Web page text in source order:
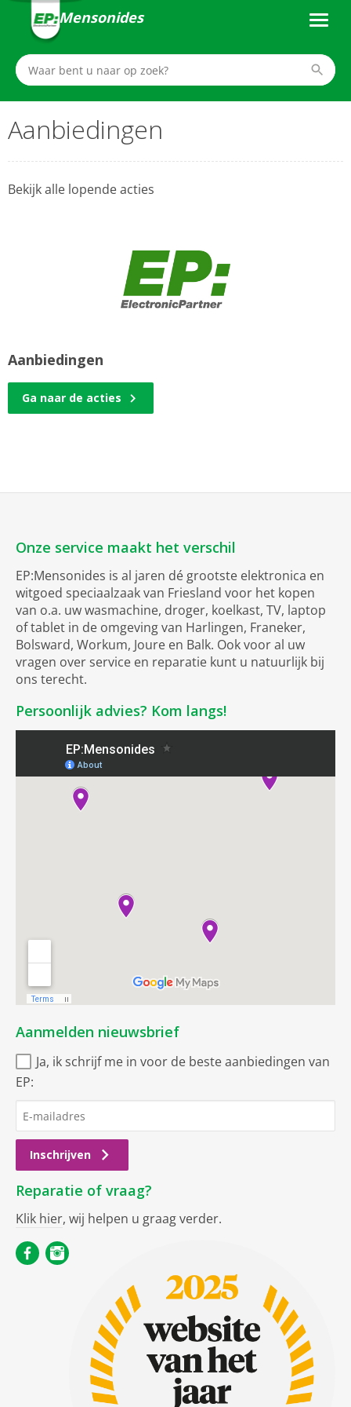
Mensonides
Aanbiedingen
Bekijk alle lopende acties
Aanbiedingen
Ga naar de acties
Onze service maakt het verschil
EP:Mensonides is al jaren dé grootste elektronica en
witgoed speciaalzaak van Friesland voor het kopen
van o.a. uw wasmachine, droger, koelkast, TV, laptop
of tablet in de omgeving van Harlingen, Franeker,
Bolsward, Workum, Joure en Balk. Ook voor al uw
vragen over service en reparatie kunt u natuurlijk bij
ons terecht.
Persoonlijk advies? Kom langs!
Aanmelden nieuwsbrief
Ja, ik schrijf me in voor de beste aanbiedingen van
EP:
Inschrijven
Reparatie of vraag?
Klik hier, wij helpen u graag verder.